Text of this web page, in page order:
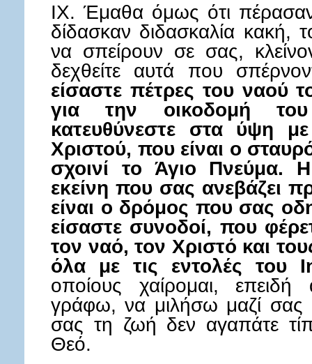
IX. Έμαθα όμως ότι
δίδασκαν διδασκαλία κακή,
να σπείρουν σε σας,
δεχθείτε αυτά που
είσαστε πέτρες του ναού
για την οικοδομή
κατευθύνεστε στα ύψη
Χριστού, που είναι ο
σχοινί το Άγιο Πνεύμα.
εκείνη που σας ανεβάζει
είναι ο δρόμος που σας
είσαστε συνοδοί, που
τον ναό, τον Χριστό και
όλα με τις εντολές του
οποίους χαίρομαι,
γράφω, να μιλήσω μαζί σας
σας τη ζωή δεν αγαπάτε
Θεό.